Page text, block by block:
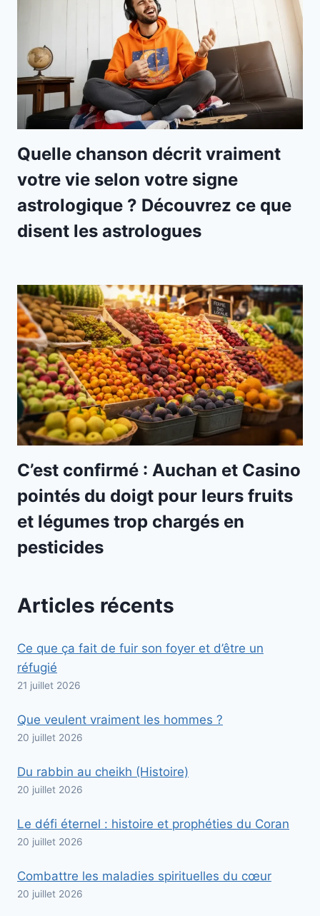
Quelle chanson décrit vraiment
votre vie selon votre signe
astrologique ? Découvrez ce que
disent les astrologues
C’est confirmé : Auchan et Casino
pointés du doigt pour leurs fruits
et légumes trop chargés en
pesticides
Articles récents
Ce que ça fait de fuir son foyer et d’être un
réfugié
21 juillet 2026
Que veulent vraiment les hommes ?
20 juillet 2026
Du rabbin au cheikh (Histoire)
20 juillet 2026
Le défi éternel : histoire et prophéties du Coran
20 juillet 2026
Combattre les maladies spirituelles du cœur
20 juillet 2026